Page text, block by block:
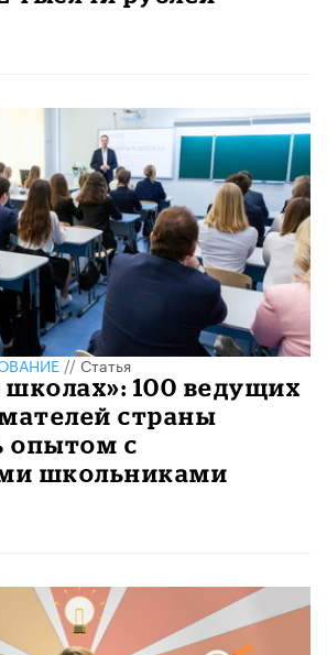
//Статья
100 ведущих
страны
опытом с
школьниками